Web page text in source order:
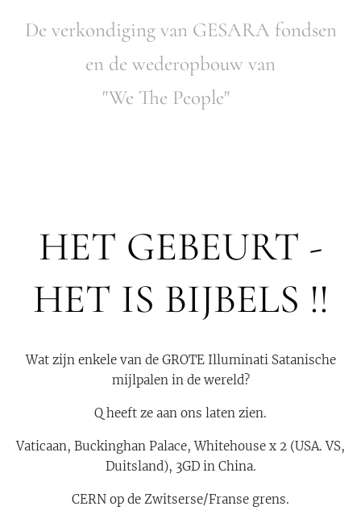
De verkondiging van GESARA fondsen
en de wederopbouw van
"We The People" 👊
HET GEBEURT -
HET IS BIJBELS !!
Wat zijn enkele van de GROTE Illuminati Satanische
mijlpalen in de wereld?
Q heeft ze aan ons laten zien.
Vaticaan, Buckinghan Palace, Whitehouse x 2 (USA. VS,
Duitsland), 3GD in China.
CERN op de Zwitserse/Franse grens.